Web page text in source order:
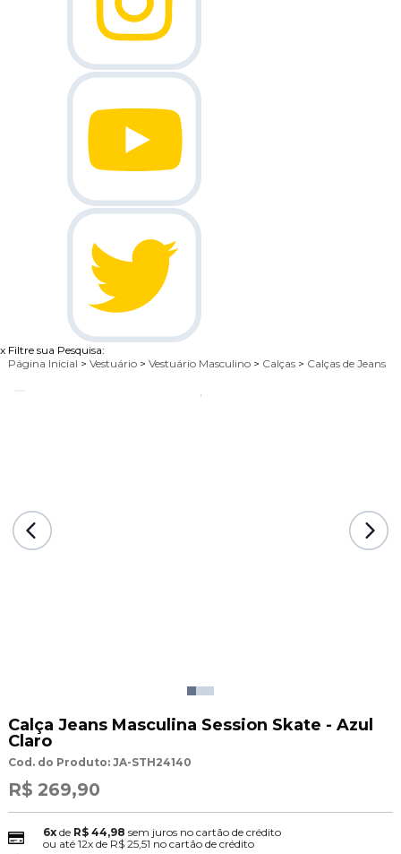
x Filtre sua Pesquisa:
Página Inicial > Vestuário > Vestuário Masculino > Calças > Calças de Jeans
Calça Jeans Masculina Session Skate - Azul
Claro
Cod. do Produto: JA-STH24140
R$ 269,90
6xde R$ 44,98 sem juros no cartão de crédito
ou até 12xde R$ 25,51 no cartão de crédito